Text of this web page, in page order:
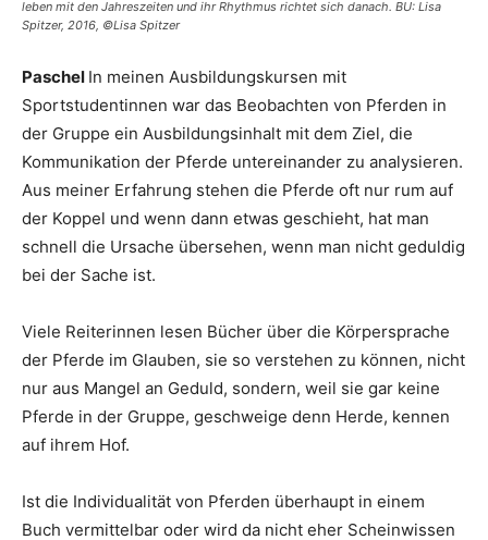
leben mit den Jahreszeiten und ihr Rhythmus richtet sich danach. BU: Lisa
Spitzer, 2016, ©Lisa Spitzer
Paschel In meinen Ausbildungskursen mit
Sportstudentinnen war das Beobachten von Pferden in
der Gruppe ein Ausbildungsinhalt mit dem Ziel, die
Kommunikation der Pferde untereinander zu analysieren.
Aus meiner Erfahrung stehen die Pferde oft nur rum auf
der Koppel und wenn dann etwas geschieht, hat man
schnell die Ursache übersehen, wenn man nicht geduldig
bei der Sache ist.
Viele Reiterinnen lesen Bücher über die Körpersprache
der Pferde im Glauben, sie so verstehen zu können, nicht
nur aus Mangel an Geduld, sondern, weil sie gar keine
Pferde in der Gruppe, geschweige denn Herde, kennen
auf ihrem Hof.
Ist die Individualität von Pferden überhaupt in einem
Buch vermittelbar oder wird da nicht eher Scheinwissen